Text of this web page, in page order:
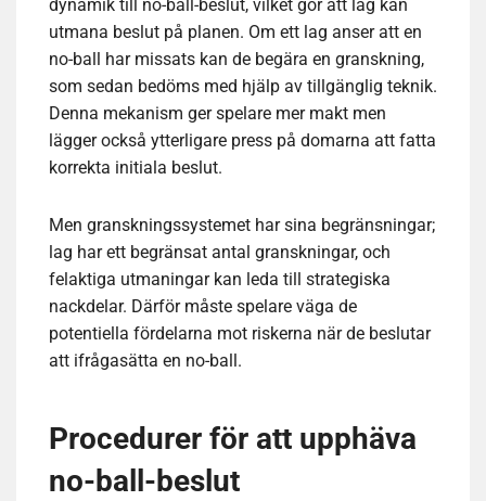
dynamik till no-ball-beslut, vilket gör att lag kan
utmana beslut på planen. Om ett lag anser att en
no-ball har missats kan de begära en granskning,
som sedan bedöms med hjälp av tillgänglig teknik.
Denna mekanism ger spelare mer makt men
lägger också ytterligare press på domarna att fatta
korrekta initiala beslut.
Men granskningssystemet har sina begränsningar;
lag har ett begränsat antal granskningar, och
felaktiga utmaningar kan leda till strategiska
nackdelar. Därför måste spelare väga de
potentiella fördelarna mot riskerna när de beslutar
att ifrågasätta en no-ball.
Procedurer för att upphäva
no-ball-beslut